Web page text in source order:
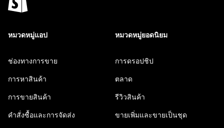
หมวดหมู่แอป
ช่องทางการขาย
การหาสินค้า
การขายสินค้า
คำสั่งซื้อและการจัดส่ง
หมวดหมู่ยอดนิยม
การดรอปชิป
ตลาด
รีวิวสินค้า
ขายเพิ่มและขายเป็นชุด